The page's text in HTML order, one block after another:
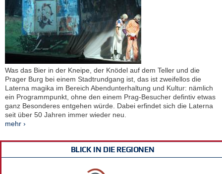
Was das Bier in der Kneipe, der Knödel auf dem Teller und die
Prager Burg bei einem Stadtrundgang ist, das ist zweifellos die
Laterna magika im Bereich Abendunterhaltung und Kultur: nämlich
ein Programmpunkt, ohne den einem Prag-Besucher defintiv etwas
ganz Besonderes entgehen würde. Dabei erfindet sich die Laterna
seit über 50 Jahren immer wieder neu.
mehr ›
BLICK IN DIE REGIONEN